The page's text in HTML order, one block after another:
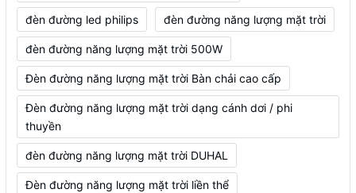
đèn đường led philips đèn đường năng lượng mặt trời
đèn đường năng lượng mặt trời 500W
Đèn đường năng lượng mặt trời Bàn chải cao cấp
Đèn đường năng lượng mặt trời dạng cánh dơi / phi
thuyền
đèn đường năng lượng mặt trời DUHAL
Đèn đường năng lượng mặt trời liền thể